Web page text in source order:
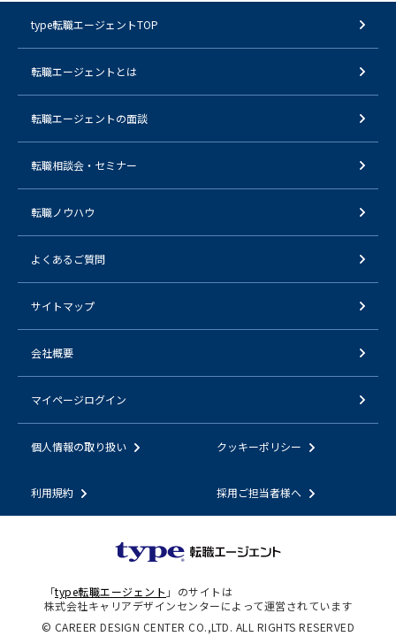
type転職エージェントTOP
転職エージェントとは
転職エージェントの面談
転職相談会・セミナー
転職ノウハウ
よくあるご質問
サイトマップ
会社概要
マイページログイン
個人情報の取り扱い クッキーポリシー
利用規約 採用ご担当者様へ
「type転職エージェント 」のサイトは
株式会社キャリアデザインセンターによって運営されています
© CAREER DESIGN CENTER CO.,LTD. ALL RIGHTS RESERVED